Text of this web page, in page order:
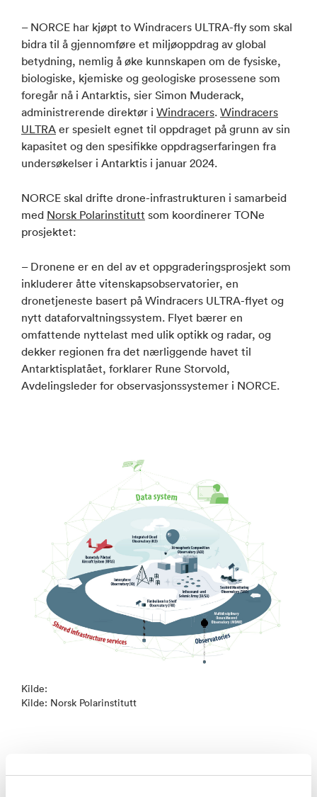
– NORCE har kjøpt to Windracers ULTRA-fly som skal
bidra til å gjennomføre et miljøoppdrag av global
betydning, nemlig å øke kunnskapen om de fysiske,
biologiske, kjemiske og geologiske prosessene som
foregår nå i Antarktis, sier Simon Muderack,
administrerende direktør i Windracers. Windracers
ULTRA er spesielt egnet til oppdraget på grunn av sin
kapasitet og den spesifikke oppdragserfaringen fra
undersøkelser i Antarktis i januar 2024.
NORCE skal drifte drone-infrastrukturen i samarbeid
med Norsk Polarinstitutt som koordinerer TONe
prosjektet:
– Dronene er en del av et oppgraderingsprosjekt som
inkluderer åtte vitenskapsobservatorier, en
dronetjeneste basert på Windracers ULTRA-flyet og
nytt dataforvaltningssystem. Flyet bærer en
omfattende nyttelast med ulik optikk og radar, og
dekker regionen fra det nærliggende havet til
Antarktisplatået, forklarer Rune Storvold,
Avdelingsleder for observasjonssystemer i NORCE.
Kilde:
Kilde: Norsk Polarinstitutt
Dronene skal støtte fire observatorier